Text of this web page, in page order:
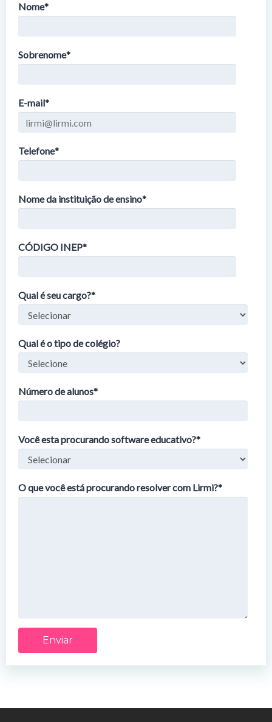
Nome*
Sobrenome*
E-mail*
Telefone*
Nome da instituição de ensino*
CÓDIGO INEP*
Qual é seu cargo?*
Qual é o tipo de colégio?
Número de alunos*
Você esta procurando software educativo?*
O que você está procurando resolver com Lirmi?*